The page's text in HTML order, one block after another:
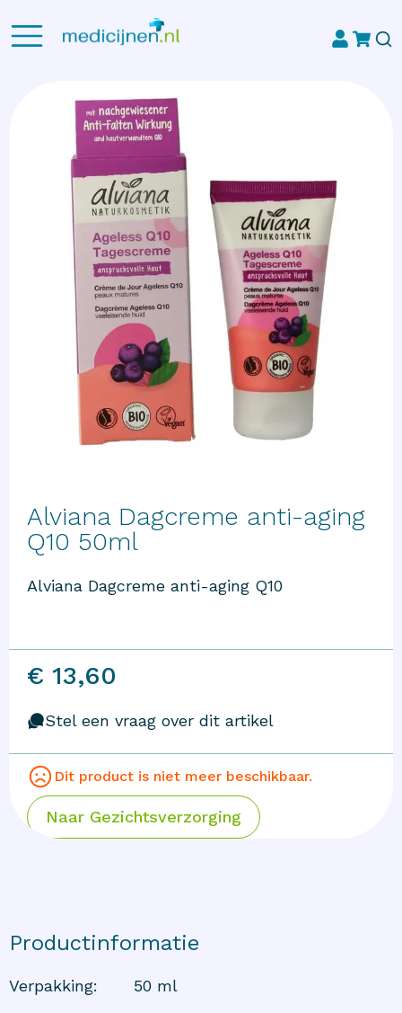
Alviana Dagcreme anti-aging
Q10 50ml
Alviana Dagcreme anti-aging Q10
€ 13,60
Stel een vraag over dit artikel
Dit product is niet meer beschikbaar.
Naar Gezichtsverzorging
Productinformatie
Verpakking:
50 ml